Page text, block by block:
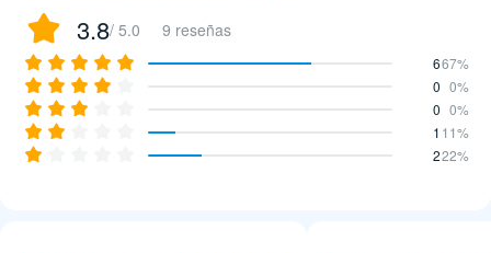
3.8/ 5.0 9 reseñas
667%
0 0%
0 0%
1 11%
222%